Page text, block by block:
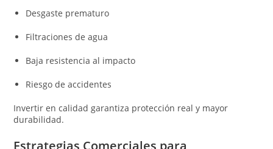
Desgaste prematuro
Filtraciones de agua
Baja resistencia al impacto
Riesgo de accidentes
Invertir en calidad garantiza protección real y mayor
durabilidad.
Estrategias Comerciales para